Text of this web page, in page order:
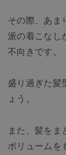
その際、あま
派の着こなし
不向きです。
盛り過ぎた髪
ょう。
また、髪を
ボリュームを